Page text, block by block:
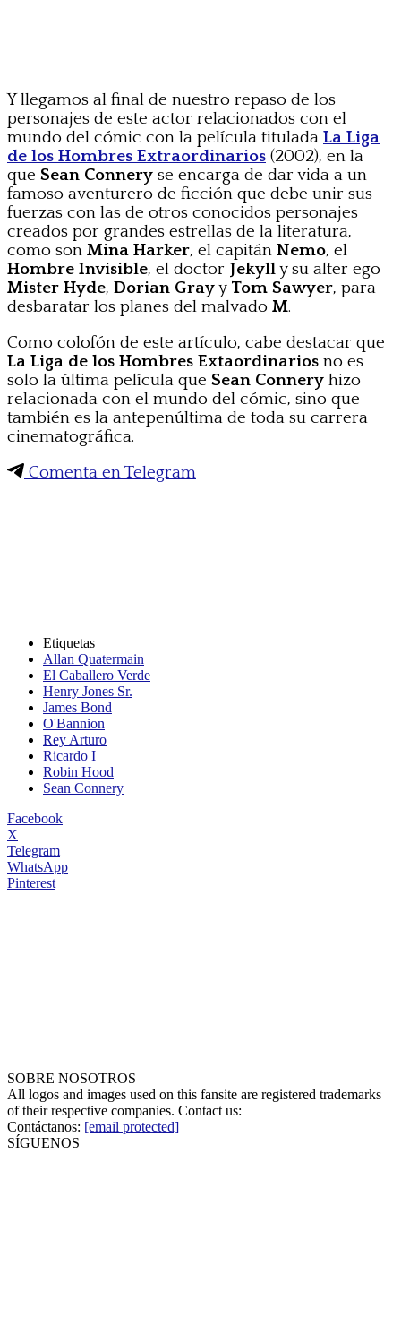
Y llegamos al final de nuestro repaso de los
personajes de este actor relacionados con el
mundo del cómic con la película titulada La Liga
de los Hombres Extraordinarios (2002), en la
que Sean Connery se encarga de dar vida a un
famoso aventurero de ficción que debe unir sus
fuerzas con las de otros conocidos personajes
creados por grandes estrellas de la literatura,
como son Mina Harker, el capitán Nemo, el
Hombre Invisible, el doctor Jekylly su alter ego
Mister Hyde, Dorian Grayy Tom Sawyer, para
desbaratar los planes del malvado M.
Como colofón de este artículo, cabe destacar que
La Liga de los Hombres Extaordinarios no es
solo la última película que Sean Connery hizo
relacionada con el mundo del cómic, sino que
también es la antepenúltima de toda su carrera
cinematográfica.
Comenta en Telegram
Etiquetas
Allan Quatermain
El Caballero Verde
Henry Jones Sr.
James Bond
O'Bannion
Rey Arturo
Ricardo I
Robin Hood
Sean Connery
Facebook
X
Telegram
WhatsApp
Pinterest
SOBRE NOSOTROS
All logos and images used on this fansite are registered trademarks
of their respective companies. Contact us:
Contáctanos: [email protected]
SÍGUENOS